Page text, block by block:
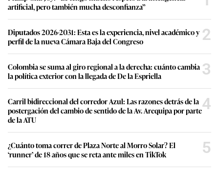
artificial, pero también mucha desconfianza”
Diputados 2026-2031: Esta es la experiencia, nivel académico y
perfil de la nueva Cámara Baja del Congreso
2
Colombia se suma al giro regional a la derecha: cuánto cambia
la política exterior con la llegada de De la Espriella
3
Carril bidireccional del corredor Azul: Las razones detrás de la
postergación del cambio de sentido de la Av. Arequipa por parte
de la ATU
4
¿Cuánto toma correr de Plaza Norte al Morro Solar? El
‘runner’ de 18 años que se reta ante miles en TikTok
5